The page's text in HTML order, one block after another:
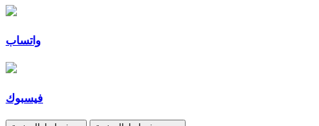
واتساب
فيسبوك